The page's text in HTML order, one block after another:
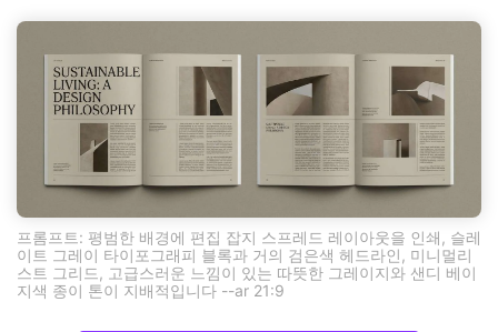
프롬프트: 평범한 배경에 편집 잡지 스프레드 레이아웃을 인쇄, 슬레
이트 그레이 타이포그래피 블록과 거의 검은색 헤드라인, 미니멀리
스트 그리드, 고급스러운 느낌이 있는 따뜻한 그레이지와 샌디 베이
지색 종이 톤이 지배적입니다 --ar 21:9